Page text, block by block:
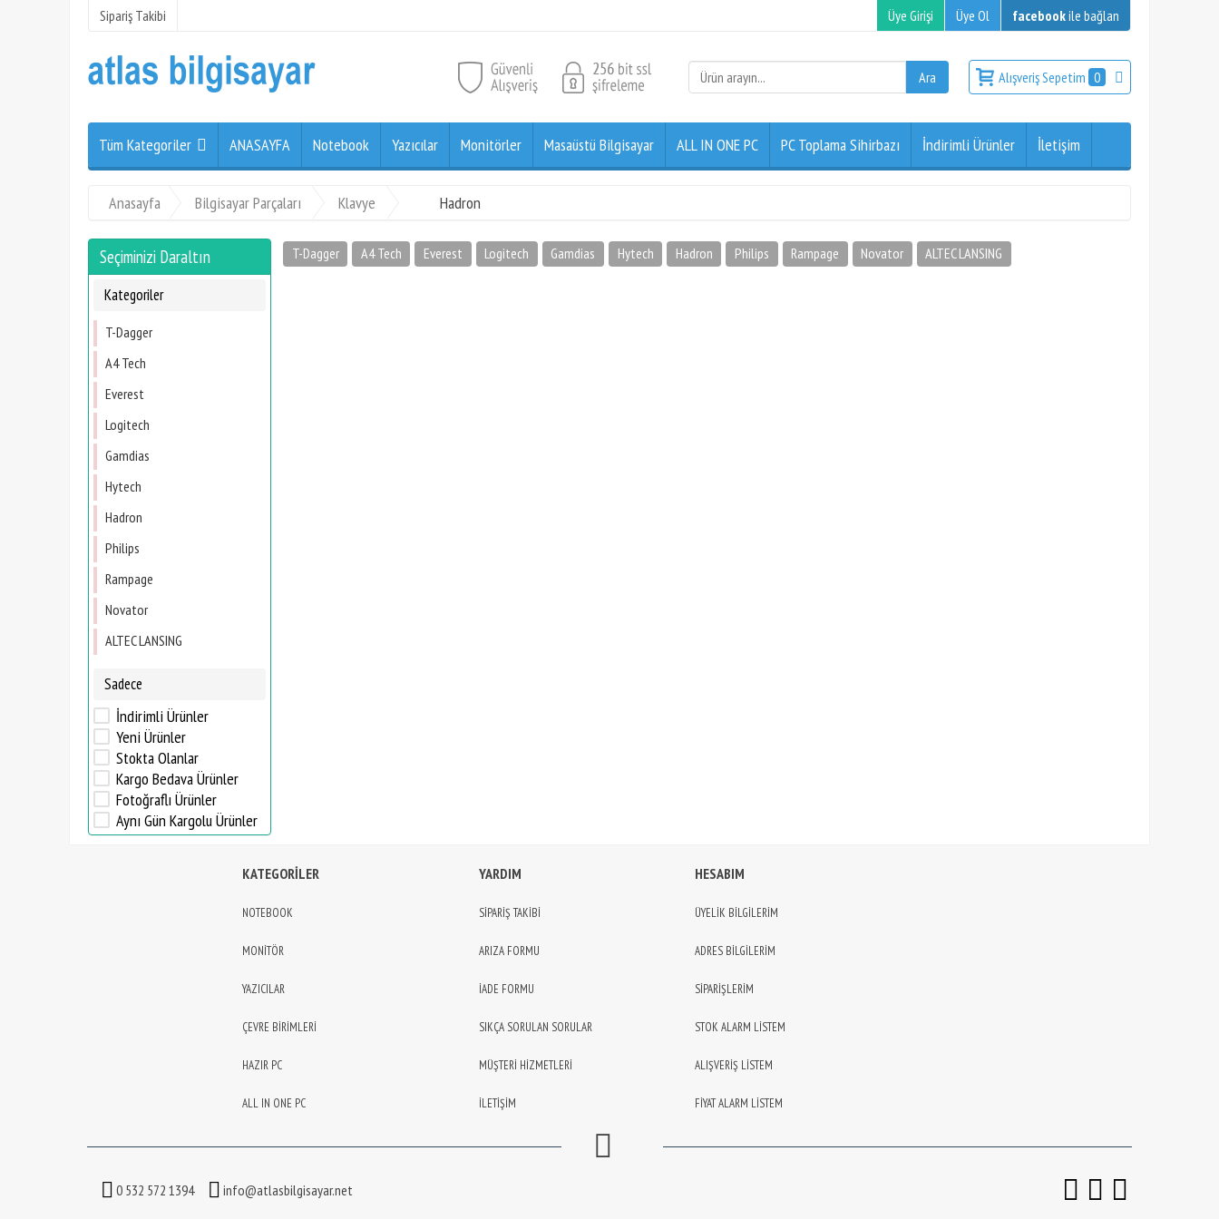
Sipariş Takibi Üye Girişi Üye Ol facebookile bağlan
Alışveriş Sepetim 0
Tüm Kategoriler ANASAYFA Notebook Yazıcılar Monitörler Masaüstü Bilgisayar ALL IN ONE PC PC Toplama Sihirbazı İndirimli Ürünler İletişim
Anasayfa Bilgisayar Parçaları Klavye Hadron
Seçiminizi Daraltın
Kategoriler
T-Dagger
A4 Tech
Everest
Logitech
Gamdias
Hytech
Hadron
Philips
Rampage
Novator
ALTEC LANSING
Sadece
İndirimli Ürünler
Yeni Ürünler
Stokta Olanlar
Kargo Bedava Ürünler
Fotoğraflı Ürünler
Aynı Gün Kargolu Ürünler
T-Dagger A4 Tech Everest Logitech Gamdias Hytech Hadron Philips Rampage Novator ALTEC LANSING
KATEGORİLER
NOTEBOOK
MONİTÖR
YAZICILAR
ÇEVRE BİRİMLERİ
HAZIR PC
ALL IN ONE PC
YARDIM
SİPARİŞ TAKİBİ
ARIZA FORMU
İADE FORMU
SIKÇA SORULAN SORULAR
MÜŞTERİ HİZMETLERİ
İLETİŞİM
HESABIM
ÜYELİK BİLGİLERİM
ADRES BİLGİLERİM
SİPARİŞLERİM
STOK ALARM LİSTEM
ALIŞVERİŞ LİSTEM
FİYAT ALARM LİSTEM
0 532 572 1394 info@atlasbilgisayar.net